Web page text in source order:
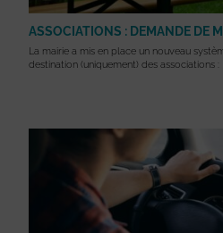
ASSOCIATIONS : DEMANDE DE
La mairie a mis en place un nouveau
destination (uniquement) des associations